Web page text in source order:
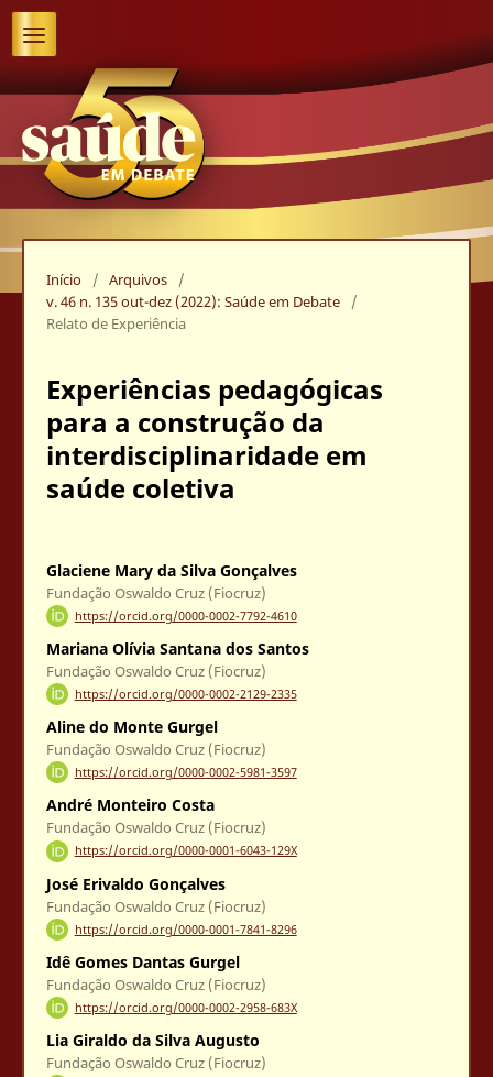
Início / Arquivos
/
v. 46 n. 135 out-dez (2022): Saúde em Debate
/
Relato de Experiência
Experiências pedagógicas
para a construção da
interdisciplinaridade em
saúde coletiva
Glaciene Mary da Silva Gonçalves
Fundação Oswaldo Cruz (Fiocruz)
https://orcid.org/0000-0002-7792-4610
Mariana Olívia Santana dos Santos
Fundação Oswaldo Cruz (Fiocruz)
https://orcid.org/0000-0002-2129-2335
Aline do Monte Gurgel
Fundação Oswaldo Cruz (Fiocruz)
https://orcid.org/0000-0002-5981-3597
André Monteiro Costa
Fundação Oswaldo Cruz (Fiocruz)
https://orcid.org/0000-0001-6043-129X
José Erivaldo Gonçalves
Fundação Oswaldo Cruz (Fiocruz)
https://orcid.org/0000-0001-7841-8296
Idê Gomes Dantas Gurgel
Fundação Oswaldo Cruz (Fiocruz)
https://orcid.org/0000-0002-2958-683X
Lia Giraldo da Silva Augusto
Fundação Oswaldo Cruz (Fiocruz)